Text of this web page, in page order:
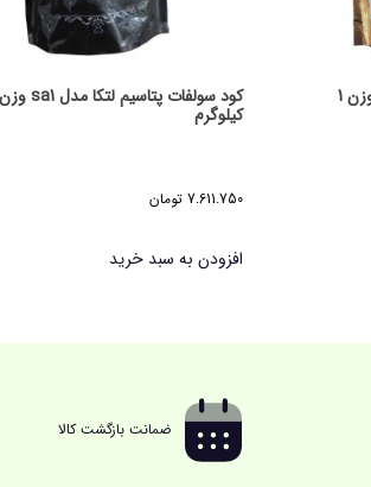
هیومیک اسید و ریز مغزی التون وزن 1
کیلوگرم
7.611.750 تومان
افزودن به سبد خرید
ضمانت بازگشت کالا